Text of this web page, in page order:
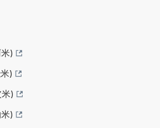
)
)
)
)